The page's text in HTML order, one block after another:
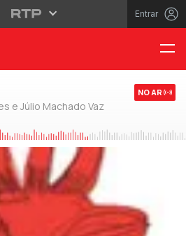
Entrar
e Júlio Machado Vaz
NO AR